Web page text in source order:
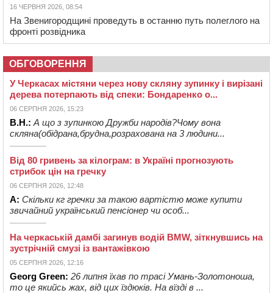
16 ЧЕРВНЯ 2026, 08:54
На Звенигородщині проведуть в останню путь полеглого на
фронті розвідника
ОБГОВОРЕННЯ
У Черкасах містяни через нову скляну зупинку і вирізані
дерева потерпають від спеки: Бондаренко о...
06 СЕРПНЯ 2026, 15:23
В.Н.: А що з зупинкою Дружби народів?Чому вона
скляна(обідрана,брудна,розрахована на 3 людини...
Від 80 гривень за кілограм: в Україні прогнозують
стрибок цін на гречку
06 СЕРПНЯ 2026, 12:48
А: Скільки кг гречки за такою вартістю може купити
звичайний український пенсіонер чи особ...
На черкаській дамбі загинув водій BMW, зіткнувшись на
зустрічній смузі із вантажівкою
05 СЕРПНЯ 2026, 12:16
Georg Green: 26 липня їхав по трасі Умань-Золотоноша,
то це якийсь жах, від цих їздюків. На вїзді в ...